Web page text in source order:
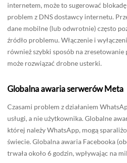
internetem, może to sugerować
problem z DNS dostawcy internetu.
dane mobilne (lub odwrotnie) często
źródło problemu. Włączenie i
również szybki sposób na zresetowanie
może rozwiązać drobne usterki.
Globalna awaria serwerów Meta
Czasami problem z działaniem
usługi, a nie użytkownika. Globalne
której należy WhatsApp, mogą
świecie. Globalna awaria Facebooka
trwała około 6 godzin, wpływając na